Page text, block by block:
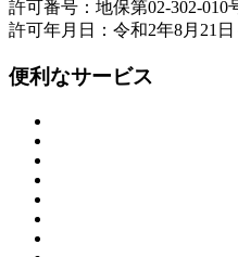
許可番号：地保第02-302-010
許可年月日：令和2年8月21
便利なサービス